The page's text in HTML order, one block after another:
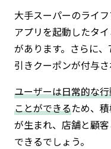
大手スーパーのライ
アプリを起動したタ
があります。さらに
引きクーポンが付与
ユーザーは日常的な
ことができるため、
が生まれ、店舗と顧
できるでしょう。